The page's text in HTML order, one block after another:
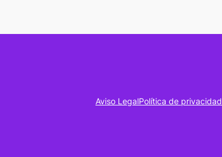
Aviso LegalPolítica de privacidad